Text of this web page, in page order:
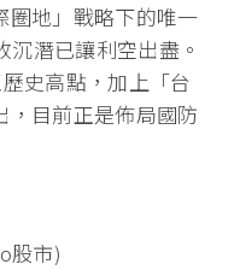
圈地」戰略下的唯一
沉潛已讓利空出盡。
史高點，加上「台
，目前正是佈局國防
股市)